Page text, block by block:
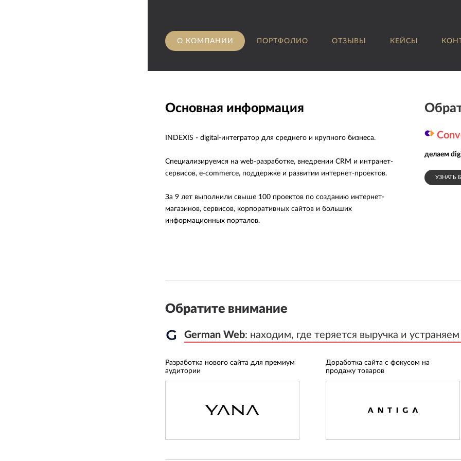
О КОМПАНИИ ПОРТФОЛИО ОТЗЫВЫ КЕЙСЫ
Основная информация
INDEXIS - digital-интегратор для среднего и крупного бизнеса.
Специализируемся на web-разработке, внедрении CRM и интранет-
сервисов, e-commerce, поддержке и развитии интернет-проектов.
За 9 лет выполнили свыше 100 проектов по созданию интернет-
магазинов, сервисов, корпоративных сайтов и больших
информационных порталов.
делаем
УЗНАТЬ
Обратите внимание
German Web: находим, где теряется выручка и
German Web: находим, где теряется выручка и
Разработка нового сайта для премиум
аудитории
Доработка сайта с фокусом на
продажу товаров